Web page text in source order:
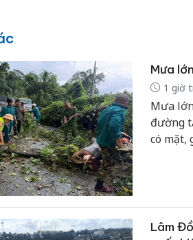
Mưa
1 giờ
Mưa
đường
có mặt,
Lâm